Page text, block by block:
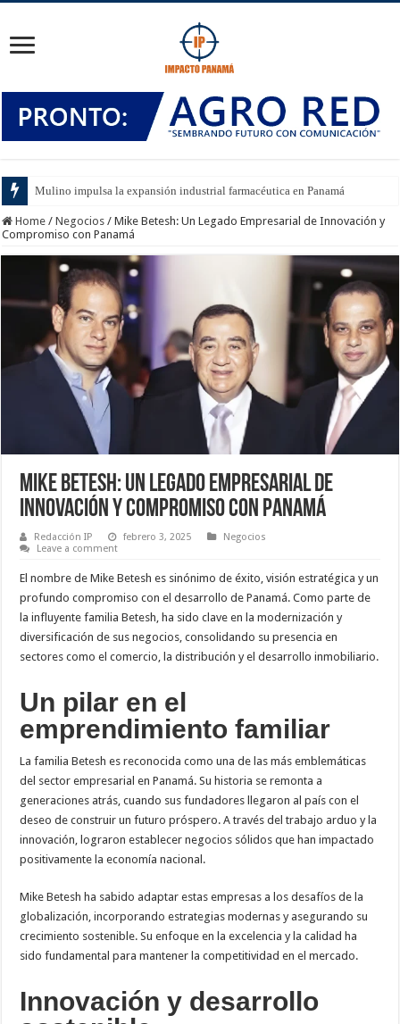
Mulino impulsa la expansión industrial farmacéutica en Panamá
Home / Negocios / Mike Betesh: Un Legado Empresarial de Innovación y
Compromiso con Panamá
Mike Betesh: Un Legado Empresarial de
Innovación y Compromiso con Panamá
Redacción IP febrero 3, 2025
Negocios
Leave a comment
El nombre de Mike Betesh es sinónimo de éxito, visión estratégica y un
profundo compromiso con el desarrollo de Panamá. Como parte de
la influyente familia Betesh, ha sido clave en la modernización y
diversificación de sus negocios, consolidando su presencia en
sectores como el comercio, la distribución y el desarrollo inmobiliario.
Un pilar en el
emprendimiento familiar
La familia Betesh es reconocida como una de las más emblemáticas
del sector empresarial en Panamá. Su historia se remonta a
generaciones atrás, cuando sus fundadores llegaron al país con el
deseo de construir un futuro próspero. A través del trabajo arduo y la
innovación, lograron establecer negocios sólidos que han impactado
positivamente la economía nacional.
Mike Betesh ha sabido adaptar estas empresas a los desafíos de la
globalización, incorporando estrategias modernas y asegurando su
crecimiento sostenible. Su enfoque en la excelencia y la calidad ha
sido fundamental para mantener la competitividad en el mercado.
Innovación y desarrollo